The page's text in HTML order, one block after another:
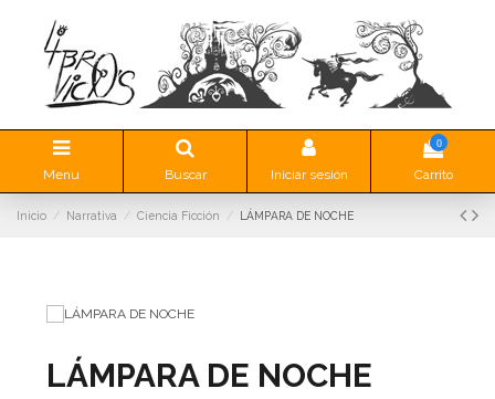
Menu Buscar Iniciar sesión
0
Carrito
Inicio Narrativa Ciencia Ficción LÁMPARA DE NOCHE
LÁMPARA DE NOCHE